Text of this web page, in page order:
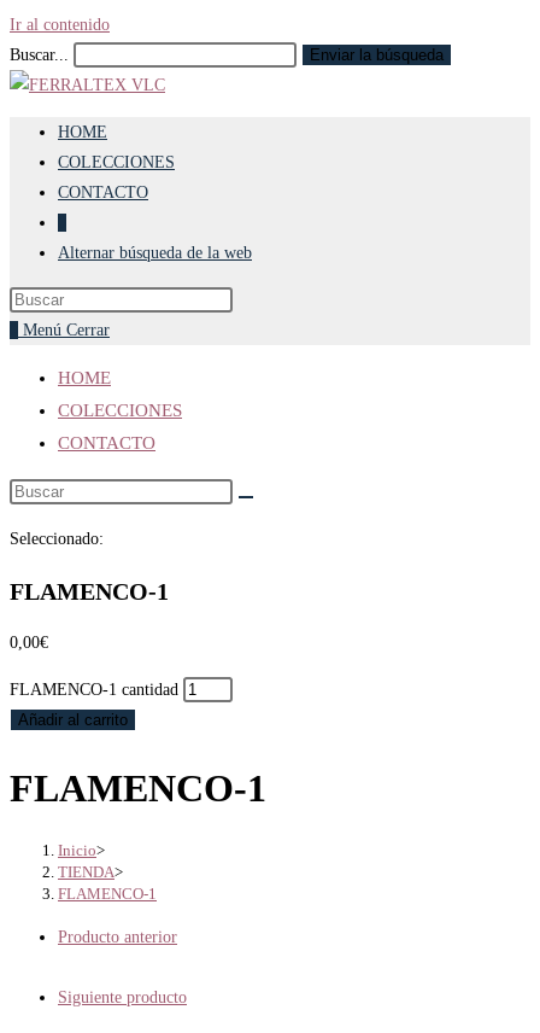
Ir al contenido
Buscar...
Enviar la búsqueda
HOME
COLECCIONES
CONTACTO
Alternar búsqueda de la web
Menú Cerrar
HOME
COLECCIONES
CONTACTO
Seleccionado:
FLAMENCO-1
0,00€
FLAMENCO-1 cantidad
Añadir al carrito
FLAMENCO-1
Inicio>
TIENDA>
FLAMENCO-1
Producto anterior
Siguiente producto